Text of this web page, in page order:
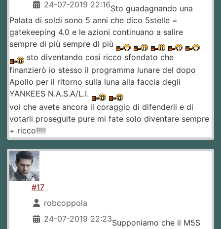
24-07-2019 22:16Sto guadagnando una
Palata di soldi sono 5 anni che dico 5stelle =
gatekeeping 4.0 e le azioni continuano a salire
sempre di più sempre di più
sto diventando così ricco sfondato che
finanzierò io stesso il programma lunare del dopo
Apollo per il ritorno sulla luna alla faccia degli
YANKEES N.A.S.A/L.I.
voi che avete ancora il coraggio di difenderli e di
votarli proseguite pure mi fate solo diventare sempre
+ ricco!!!!!
#17
robcoppola
24-07-2019 22:23Supponiamo che il M5S